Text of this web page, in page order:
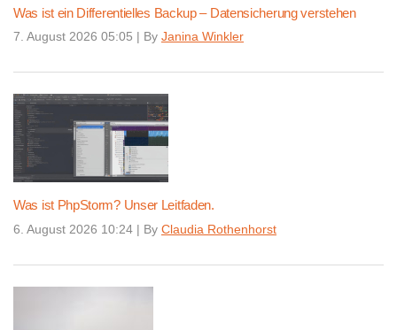
Was ist ein Differentielles Backup – Datensicherung verstehen
7. August 2026 05:05 | By Janina Winkler
Was ist PhpStorm? Unser Leitfaden.
6. August 2026 10:24 | By Claudia Rothenhorst